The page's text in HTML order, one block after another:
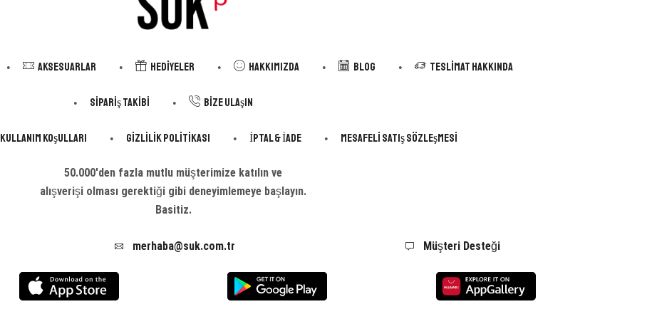
Aksesuarlar Hediyeler Hakkımızda Blog Teslimat Hakkında
Sipariş Takibi Bize Ulaşın
Kullanım Koşulları Gizlilik Politikası İptal & İade Mesafeli Satış Sözleşmesi
50.000'den fazla mutlu müşterimize katılın ve
alışverişi olması gerektiği gibi deneyimlemeye başlayın.
Basitiz.
merhaba@suk.com.tr Müşteri Desteği